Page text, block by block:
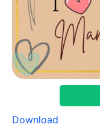
Download